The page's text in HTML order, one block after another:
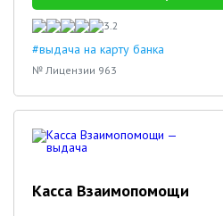
3.2
#выдача на карту банка
№ Лицензии 963
Касса Взаимопомощи